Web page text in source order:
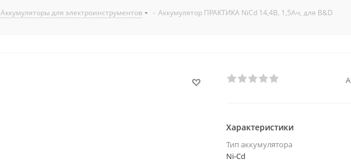
Аккумуляторы для электроинструментов - Аккумулятор ПРАКТИКА NiCd 14,4В, 1,5Ач, для B&D
Характеристики
Тип аккумулятора
Ni-Cd